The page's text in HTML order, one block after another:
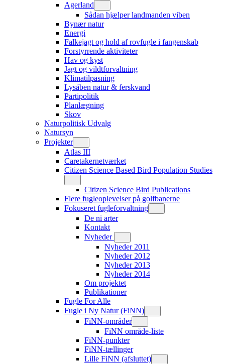
Agerland
Sådan hjælper landmanden viben
Bynær natur
Energi
Falkejagt og hold af rovfugle i fangenskab
Forstyrrende aktiviteter
Hav og kyst
Jagt og vildtforvaltning
Klimatilpasning
Lysåben natur & ferskvand
Partipolitik
Planlægning
Skov
Naturpolitisk Udvalg
Natursyn
Projekter
Atlas III
Caretakernetværket
Citizen Science Based Bird Population Studies
Citizen Science Bird Publications
Flere fugleoplevelser på golfbanerne
Fokuseret fugleforvaltning
De ni arter
Kontakt
Nyheder
Nyheder 2011
Nyheder 2012
Nyheder 2013
Nyheder 2014
Om projektet
Publikationer
Fugle For Alle
Fugle i Ny Natur (FiNN)
FiNN-områder
FiNN område-liste
FiNN-punkter
FiNN-tællinger
Lille FiNN (afsluttet)